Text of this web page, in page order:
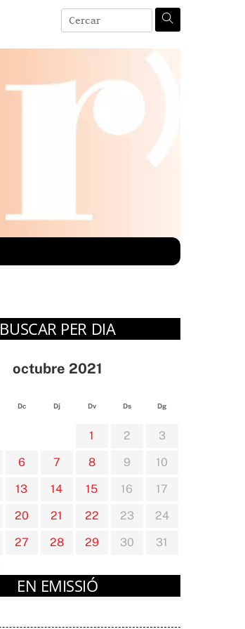
BUSCAR PER DIA
octubre 2021
Dc Dj Dv Ds Dg
1 2
3
6 7 8 9
10
13 14 15 16
17
20 21 22 23
24
27 28 29 30
31
EN EMISSIÓ